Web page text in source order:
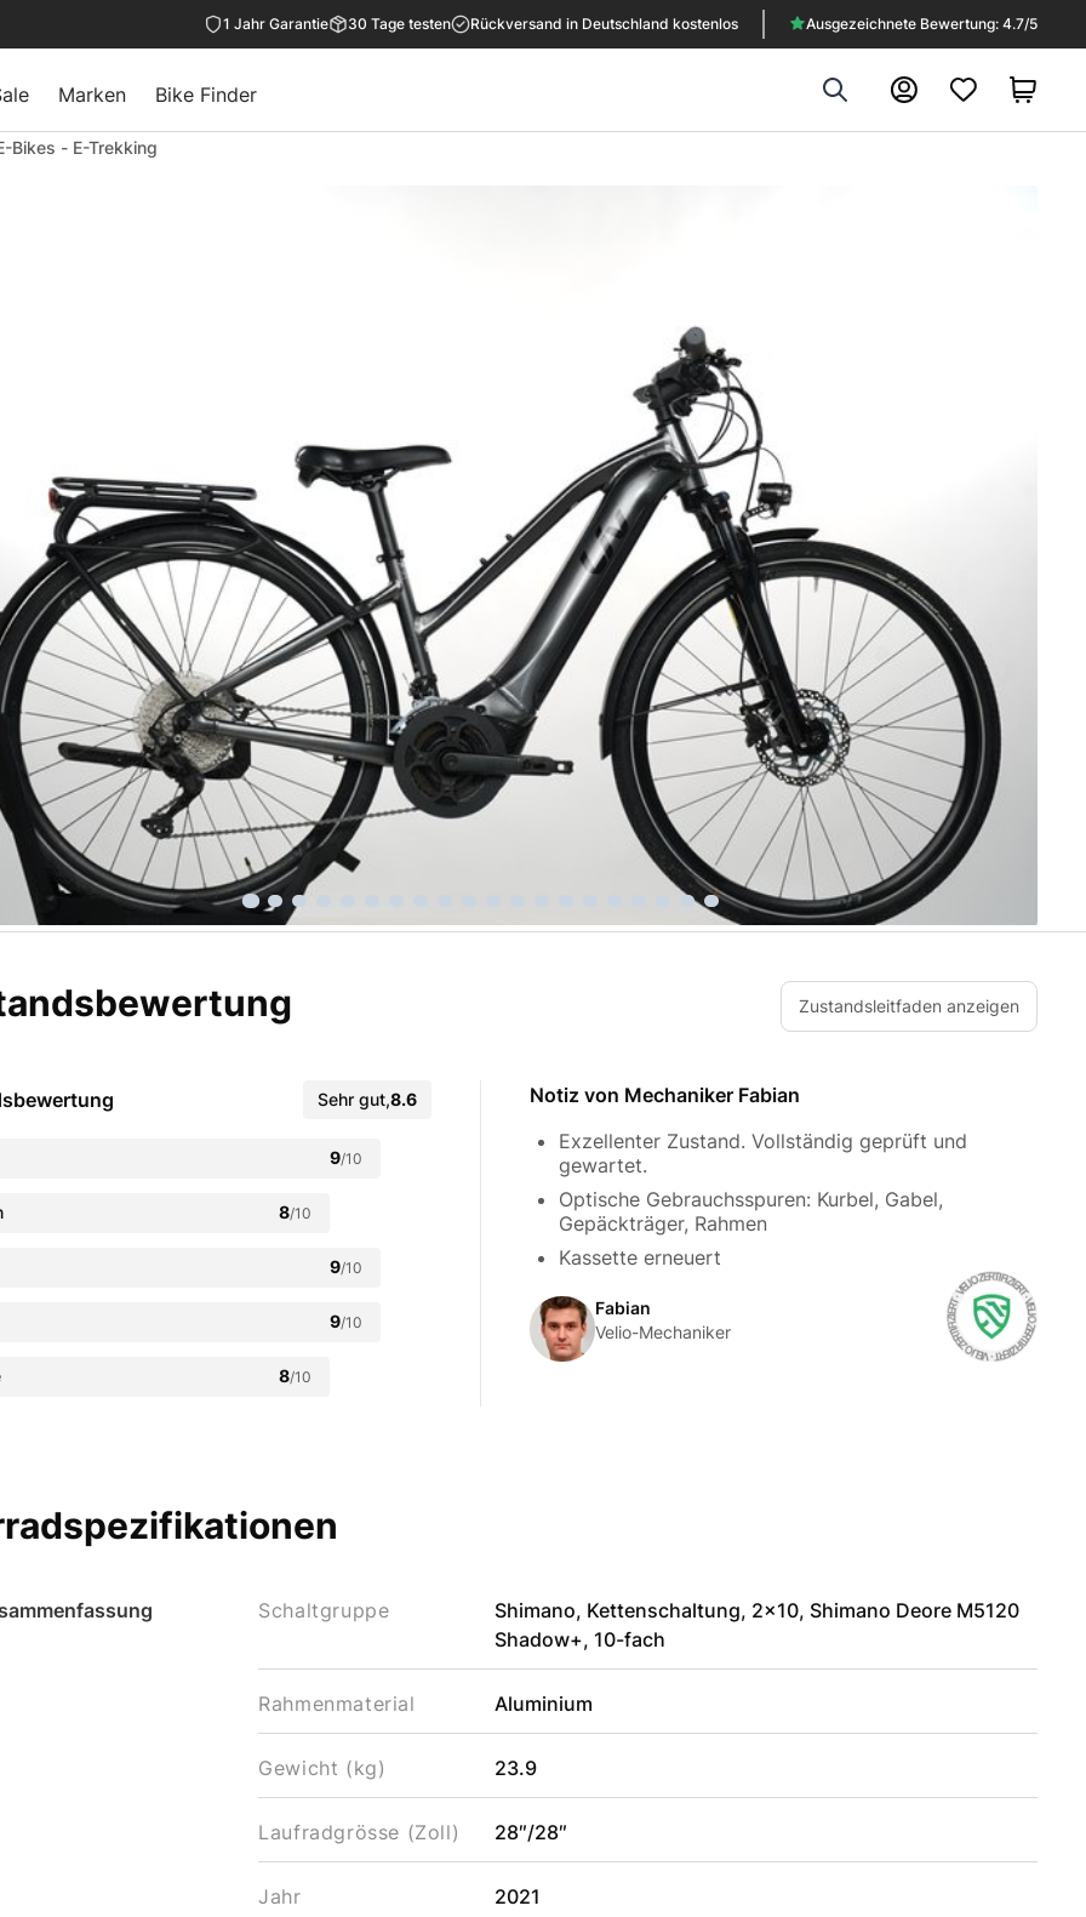
1 Jahr Garantie 30 Tage testen Rückversand in Deutschland kostenlos Ausgezeichnete Bewertung: 4.7/5
Marken Bike Finder Search Konto
Bikes - E-Trekking
Zustandsleitfaden anzeigen
Sehr gut,8.6
9/10
8/10
9/10
9/10
8/10
Notiz von Mechaniker Fabian
Exzellenter Zustand. Vollständig geprüft und
gewartet.
Optische Gebrauchsspuren: Kurbel, Gabel,
Gepäckträger, Rahmen
Kassette erneuert
Fabian
Velio-Mechaniker
Schaltgruppe
Shimano, Kettenschaltung, 2x10, Shimano Deore M5120
Shadow+, 10-fach
Rahmenmaterial Aluminium
Gewicht (kg) 23.9
Laufradgrösse (Zoll) 28″/28″
Jahr 2021